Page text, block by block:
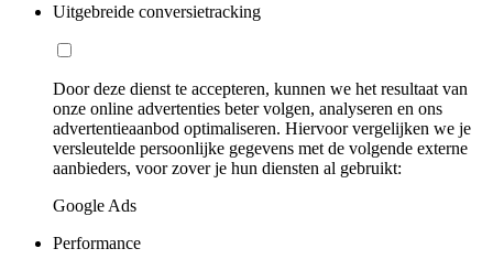
Uitgebreide conversietracking
Door deze dienst te accepteren, kunnen we het resultaat van
onze online advertenties beter volgen, analyseren en ons
advertentieaanbod optimaliseren. Hiervoor vergelijken we je
versleutelde persoonlijke gegevens met de volgende externe
aanbieders, voor zover je hun diensten al gebruikt:
Google Ads
Performance